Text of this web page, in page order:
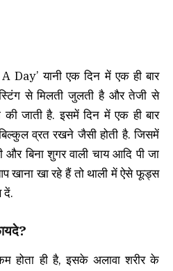
Day’ यानी एक दिन में एक ही बार
से मिलती जुलती है और तेजी से
जाती है. इसमें दिन में एक ही बार
व्रत रखने जैसी होती है. जिसमें
बिना शुगर वाली चाय आदि पी जा
खा रहे हैं तो थाली में ऐसे फूड्स
दें.
ही है, इसके अलावा शरीर के